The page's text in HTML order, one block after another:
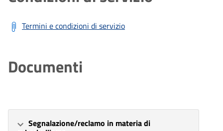
Termini e condizioni di servizio
Documenti
Segnalazione/reclamo in materia di